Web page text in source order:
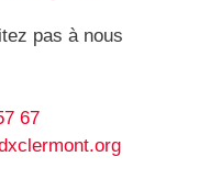
pas à nous
67